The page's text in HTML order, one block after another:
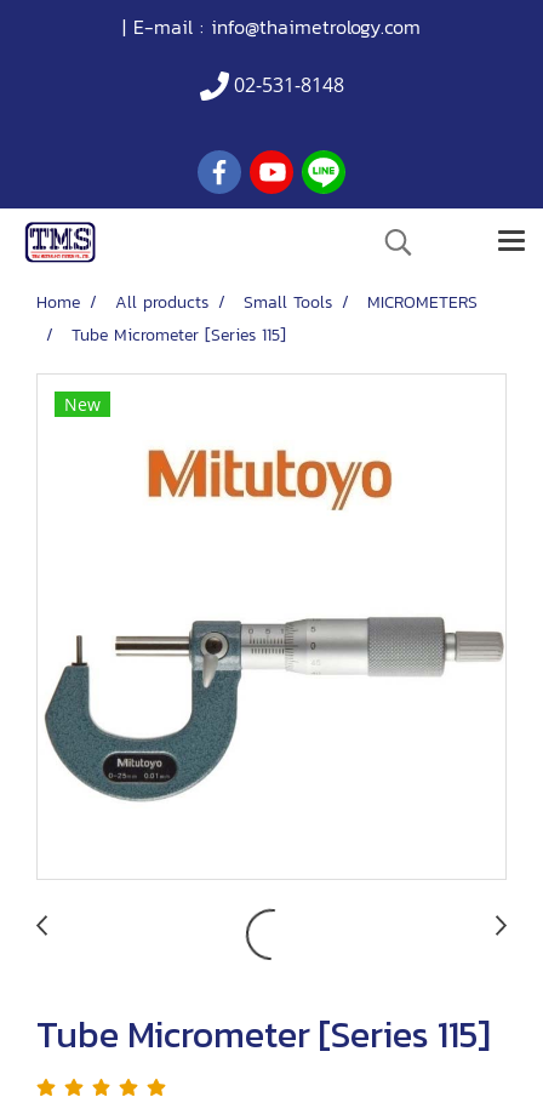
| E-mail : info@thaimetrology.com
02-531-8148
Home All products Small Tools
MICROMETERS
Tube Micrometer [Series 115]
New
Tube Micrometer [Series 115]